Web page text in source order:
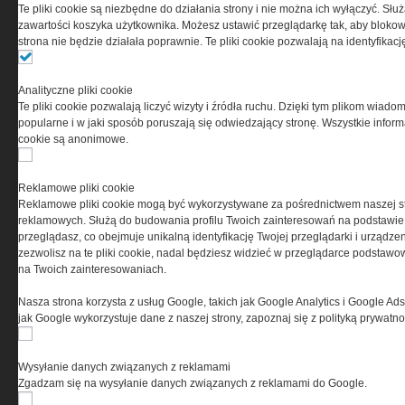
0000537655, NIP 1132860378, REGON 146393437
(zwana dalej Grupa MEDIUM) w postaci Regulaminu.
Ta witryna wykorzystuje pliki cookies do przechowywania
informacji na Twoim komputerze. Pliki cookies stosujemy
w celu świadczenia usług na najwyższym poziomie,
w tym w sposób dostosowany do indywidualnych potrzeb.
Korzystanie z witryny bez zmiany ustawień dotyczących
urządzeniu końcowym. W każdym momencie możesz
dokonać zmiany ustawień przeglądarki dotyczących
prywatnościorazinformacją o cookies
Te pliki cookie są niezbędne do działania strony i nie można ich wyłączyć.
zawartości koszyka użytkownika. Możesz ustawić przeglądarkę tak, aby
strona nie będzie działała poprawnie. Te pliki cookie pozwalają na
Analityczne pliki cookie
Te pliki cookie pozwalają liczyć wizyty i źródła ruchu. Dzięki tym plikom
popularne i w jaki sposób poruszają się odwiedzający stronę. Wszystkie
cookie są anonimowe.
Reklamowe pliki cookie
Reklamowe pliki cookie mogą być wykorzystywane za pośrednictwem naszej
reklamowych. Służą do budowania profilu Twoich zainteresowań na
przeglądasz, co obejmuje unikalną identyfikację Twojej przeglądarki i
zezwolisz na te pliki cookie, nadal będziesz widzieć w przeglądarce
na Twoich zainteresowaniach.
Nasza strona korzysta z usług Google, takich jak Google Analytics i Google
jak Google wykorzystuje dane z naszej strony, zapoznaj się z polityką
Wysyłanie danych związanych z reklamami
Zgadzam się na wysyłanie danych związanych z reklamami do Google.